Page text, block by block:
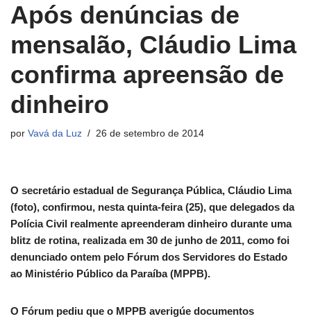
Após denúncias de
mensalão, Cláudio Lima
confirma apreensão de
dinheiro
por Vavá da Luz 26 de setembro de 2014
O secretário estadual de Segurança Pública, Cláudio Lima
(foto), confirmou, nesta quinta-feira (25), que delegados da
Polícia Civil realmente apreenderam dinheiro durante uma
blitz de rotina, realizada em 30 de junho de 2011, como foi
denunciado ontem pelo Fórum dos Servidores do Estado
ao Ministério Público da Paraíba (MPPB).
O Fórum pediu que o MPPB averigúe documentos